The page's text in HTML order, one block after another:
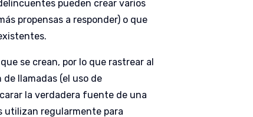
pueden crear varios
propensas a responder) o que
se crean, por lo que rastrear al
llamadas (el uso de
la verdadera fuente de una
utilizan regularmente para